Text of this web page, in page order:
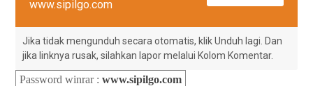
www.sipilgo.com
Jika tidak mengunduh secara otomatis, klik Unduh lagi. Dan
jika linknya rusak, silahkan lapor melalui Kolom Komentar.
Password winrar : www.sipilgo.com